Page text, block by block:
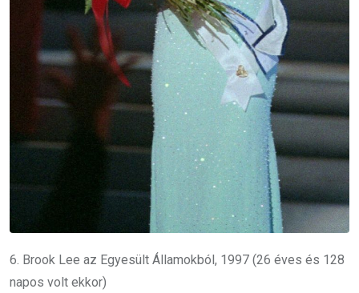
6. Brook Lee az Egyesült Államokból, 1997 (26 éves és 128
napos volt ekkor)